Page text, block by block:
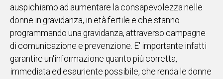
auspichiamo ad aumentare la consapevolezza nelle
donne in gravidanza, in età fertile e che stanno
programmando una gravidanza, attraverso campagne
di comunicazione e prevenzione. E' importante infatti
garantire un'informazione quanto più corretta,
immediata ed esauriente possibile, che renda le donne